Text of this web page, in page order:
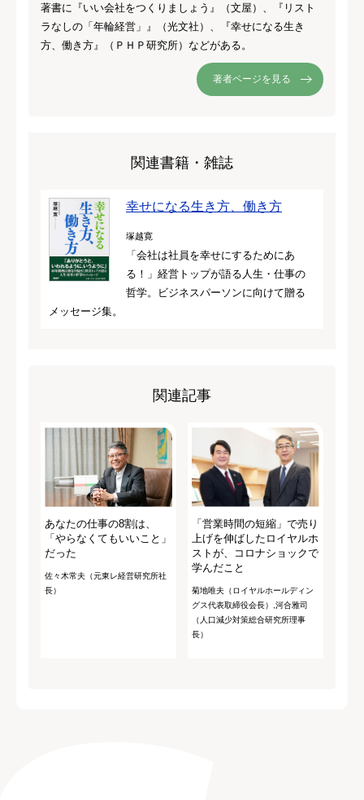
著書に『いい会社をつくりましょう』（文屋）、『リスト
ラなしの「年輪経営」』（光文社）、『幸せになる生き
方、働き方』（ＰＨＰ研究所）などがある。
著者ページを見る
関連書籍・雑誌
幸せになる生き方、働き方
塚越寛
「会社は社員を幸せにするためにあ
る！」経営トップが語る人生・仕事の
哲学。ビジネスパーソンに向けて贈る
メッセージ集。
関連記事
あなたの仕事の8割は、
「やらなくてもいいこと」
だった
佐々木常夫（元東レ経営研究所社
長）
「営業時間の短縮」で売り
上げを伸ばしたロイヤルホ
ストが、コロナショックで
学んだこと
菊地唯夫（ロイヤルホールディン
グス代表取締役会長）,河合雅司
（人口減少対策総合研究所理事
長）